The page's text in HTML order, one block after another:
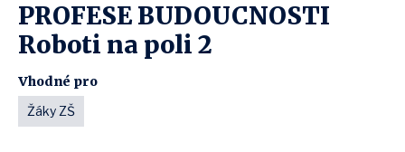
PROFESE BUDOUCNOSTI
Roboti na poli 2
Vhodné pro
Žáky ZŠ